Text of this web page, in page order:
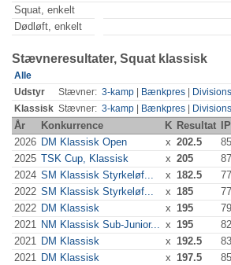
Squat, enkelt
Dødløft, enkelt
Stævneresultater, Squat klassisk
Alle
Udstyr
Stævner: 3-kamp Bænkpres
Klassisk Stævner: 3-kamp Bænkpres
År Konkurrence K Resultat
2026 DM Klassisk Open x 202.5
2025 TSK Cup, Klassisk x 205
2024 SM Klassisk Styrkeløf... x 182.5
2022 SM Klassisk Styrkeløf... x 185
2022 DM Klassisk x 195
2021 NM Klassisk Sub-Junior... x 195
2021 DM Klassisk x 192.5
2021 DM Klassisk x 197.5